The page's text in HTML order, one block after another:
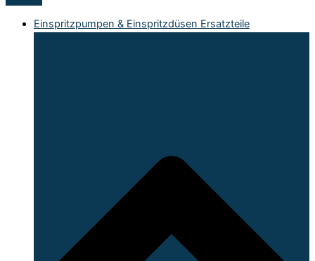
Einspritzpumpen & Einspritzdüsen Ersatzteile